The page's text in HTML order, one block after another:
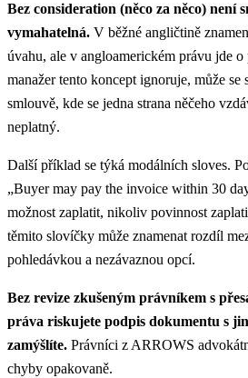
Bez consideration (něco za něco) není
vymahatelná. V běžné angličtině
úvahu, ale v angloamerickém právu jde
manažer tento koncept ignoruje, může se
smlouvě, kde se jedna strana něčeho
neplatný.
Další příklad se týká modálních sloves.
„Buyer may pay the invoice within 30
možnost zaplatit, nikoliv povinnost
těmito slovíčky může znamenat rozdíl
pohledávkou a nezávaznou opcí.
Bez revize zkušeným právníkem s
práva riskujete podpis dokumentu s
zamýšlíte. Právníci z ARROWS
chyby opakovaně.